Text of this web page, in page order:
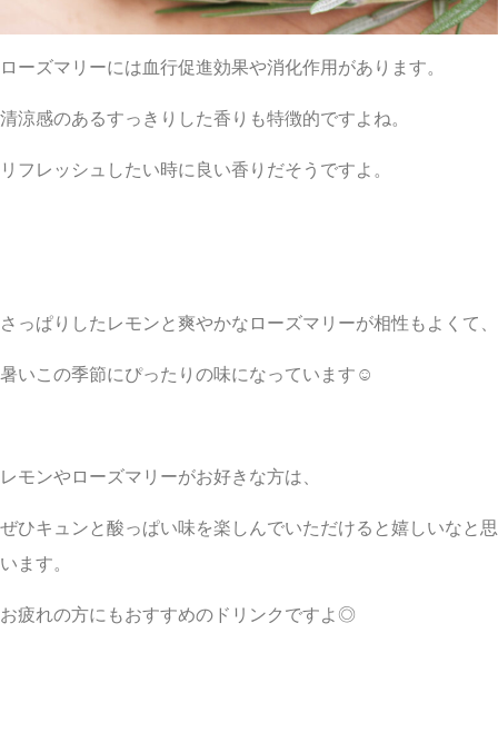
ローズマリーには血行促進効果や消化作用があります。
清涼感のあるすっきりした香りも特徴的ですよね。
リフレッシュしたい時に良い香りだそうですよ。
さっぱりしたレモンと爽やかなローズマリーが相性もよくて、
暑いこの季節にぴったりの味になっています☺︎
レモンやローズマリーがお好きな方は、
ぜひキュンと酸っぱい味を楽しんでいただけると嬉しいなと思
います。
お疲れの方にもおすすめのドリンクですよ◎